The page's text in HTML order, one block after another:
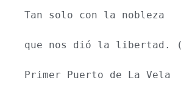
Tan solo con la nobleza
que nos dió la libertad.
Primer Puerto de La Vela